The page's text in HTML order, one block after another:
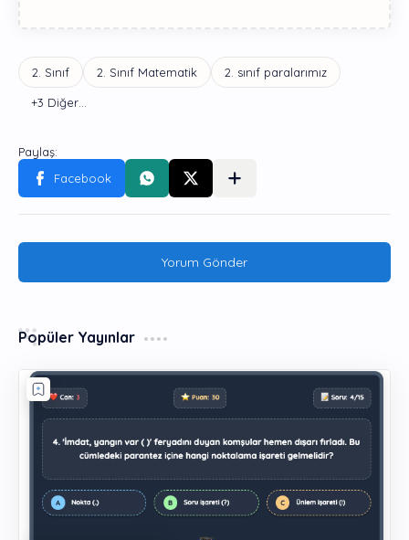
Yorum Gönder
Popüler Yayınlar